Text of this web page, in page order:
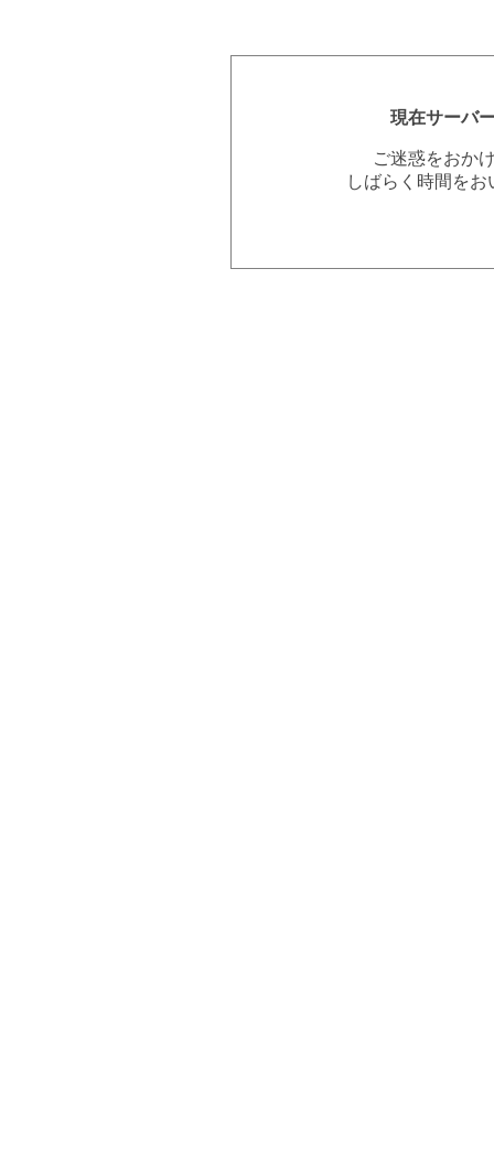
現在サーバ
ご迷惑をおか
しばらく時間を